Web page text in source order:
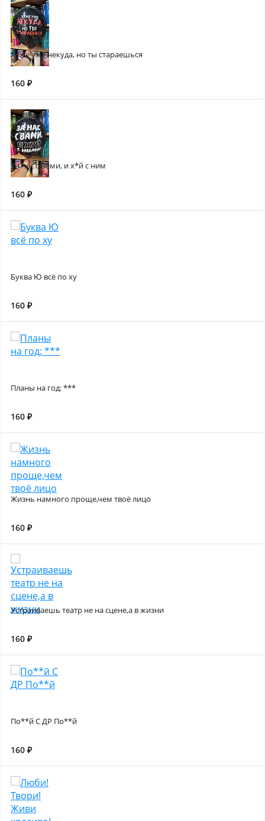
Хуже уже некуда, но ты стараешься
160 ₽
За нас с Вами, и х*й с ним
160 ₽
Буква Ю всё по ху
160 ₽
Планы на год: ***
160 ₽
Жизнь намного проще,чем твоё лицо
160 ₽
Устраиваешь театр не на сцене,а в жизни
160 ₽
По**й С ДР По**й
160 ₽